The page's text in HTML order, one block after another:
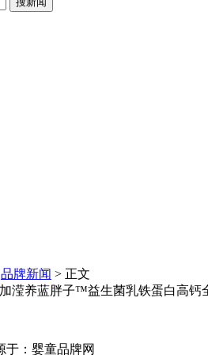
品牌新闻 > 正文
滢养蓝胖子™益生菌乳铁蛋白高钙
于：婴童品牌网